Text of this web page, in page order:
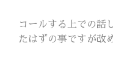
コールする上での話
たはずの事ですが改